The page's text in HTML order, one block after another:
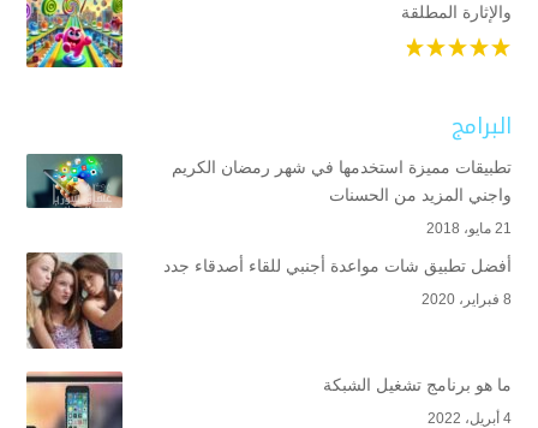
والإثارة المطلقة
البرامج
تطبيقات مميزة استخدمها في شهر رمضان الكريم
واجني المزيد من الحسنات
21 مايو، 2018
أفضل تطبيق شات مواعدة أجنبي للقاء أصدقاء جدد
8 فبراير، 2020
ما هو برنامج تشغيل الشبكة
4 أبريل، 2022